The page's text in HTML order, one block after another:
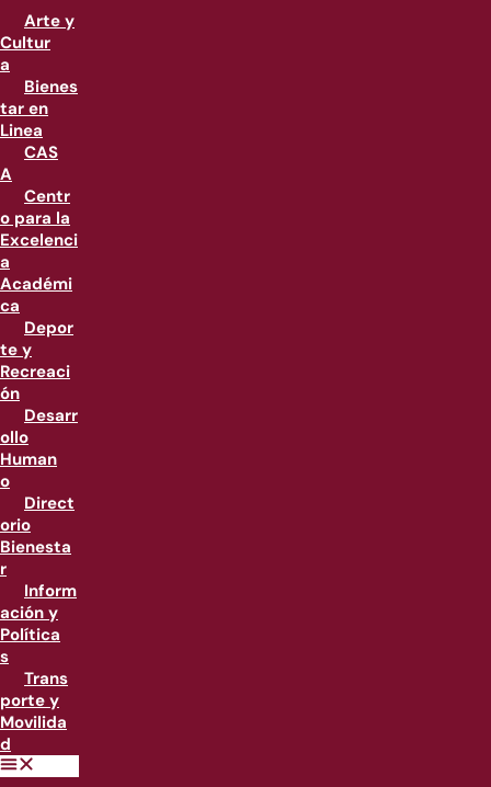
Arte y
Cultur
a
Bienes
tar en
Linea
CAS
A
Centr
o para la
Excelenci
a
Académi
ca
Depor
te y
Recreaci
ón
Desarr
ollo
Human
o
Direct
orio
Bienesta
r
Inform
ación y
Política
s
Trans
porte y
Movilida
d